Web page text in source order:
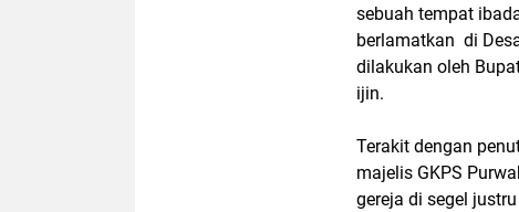
sebuah tempat
berlamatkan di
dilakukan oleh
ijin.
Terakit dengan
majelis GKPS
gereja di segel